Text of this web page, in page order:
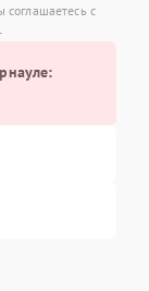
соглашаетесь с